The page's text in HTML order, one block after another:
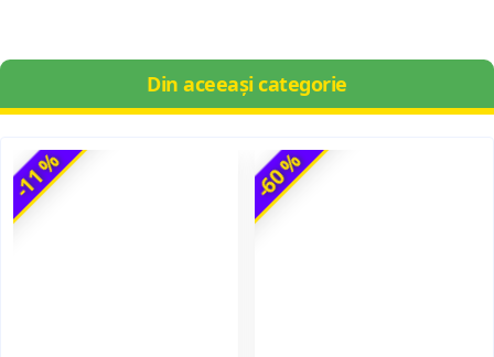
Din aceeași categorie
-11 % -60 %